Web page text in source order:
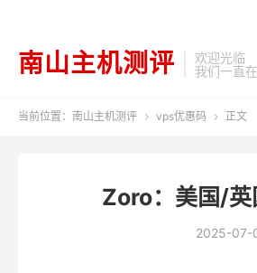
南山主机测评
欢迎光临
我们一直
当前位置： 南山主机测评  vps优惠码  正文
Zoro：美国/英
2025-07-